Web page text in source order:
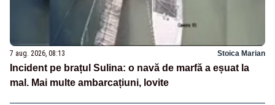
7 aug. 2026, 08:13 Stoica Marian
Incident pe brațul Sulina: o navă de marfă a eșuat la
mal. Mai multe ambarcațiuni, lovite